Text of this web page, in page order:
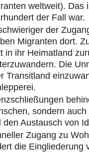
weltweit). Das
der Fall war.
der
Migranten dort.
in ihr Heimatland
Die
Transitland
sondern
den Austausch von
Zugang zu
die Eingliederung